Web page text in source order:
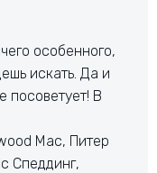
особенного,
искать. Да и
посоветует! В
Mac, Питер
Спеддинг,